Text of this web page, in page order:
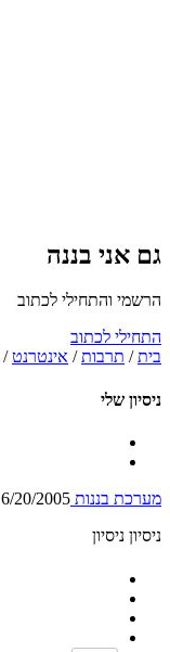
גם אני בננה
הרשמי והתחילי לכתוב
התחילי לכתוב
בית/ תרבות/ אינטרנט/
ניסיון שלי
מערכת בננות 6/20/2005 | 12:59
ניסיון ניסיון